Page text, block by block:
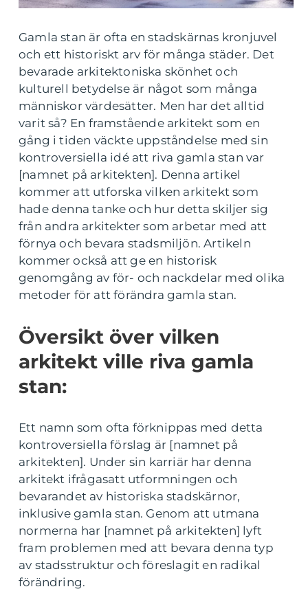
Gamla stan är ofta en stadskärnas kronjuvel
och ett historiskt arv för många städer. Det
bevarade arkitektoniska skönhet och
kulturell betydelse är något som många
människor värdesätter. Men har det alltid
varit så? En framstående arkitekt som en
gång i tiden väckte uppståndelse med sin
kontroversiella idé att riva gamla stan var
[namnet på arkitekten]. Denna artikel
kommer att utforska vilken arkitekt som
hade denna tanke och hur detta skiljer sig
från andra arkitekter som arbetar med att
förnya och bevara stadsmiljön. Artikeln
kommer också att ge en historisk
genomgång av för- och nackdelar med olika
metoder för att förändra gamla stan.
Översikt över vilken
arkitekt ville riva gamla
stan:
Ett namn som ofta förknippas med detta
kontroversiella förslag är [namnet på
arkitekten]. Under sin karriär har denna
arkitekt ifrågasatt utformningen och
bevarandet av historiska stadskärnor,
inklusive gamla stan. Genom att utmana
normerna har [namnet på arkitekten] lyft
fram problemen med att bevara denna typ
av stadsstruktur och föreslagit en radikal
förändring.